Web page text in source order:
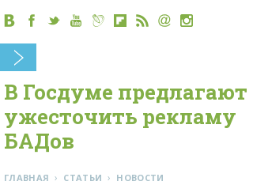
В Госдуме предлагают
ужесточить рекламу
БАДов
ГЛАВНАЯ › СТАТЬИ › НОВОСТИ